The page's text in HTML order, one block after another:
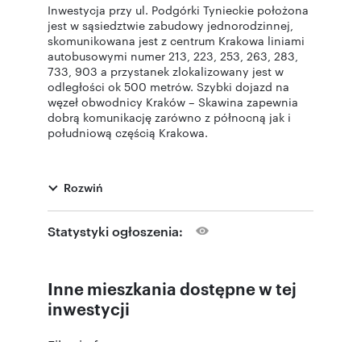
Inwestycja przy ul. Podgórki Tynieckie położona
jest w sąsiedztwie zabudowy jednorodzinnej,
skomunikowana jest z centrum Krakowa liniami
autobusowymi numer 213, 223, 253, 263, 283,
733, 903 a przystanek zlokalizowany jest w
odległości ok 500 metrów. Szybki dojazd na
węzeł obwodnicy Kraków – Skawina zapewnia
dobrą komunikację zarówno z północną jak i
południową częścią Krakowa.
spożywcze, KFC, paczkomat. Dodatkowo liczne
ścieżki rowerowe, spacerowe zlokalizowane w
Lesie Tynieckim pozwalają na aktywny
wypoczynek.
Pierwszy etap inwestycji składa się z 50
mieszkań o powierzchni od 37 m2 do 74 m2.
Wszystkie mieszkania posiadają balkony.
Rozwiń
Statystyki ogłoszenia:
Inne mieszkania dostępne w tej
inwestycji